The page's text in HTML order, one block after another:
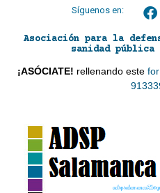
Síguenos en:
Asociación para la
sanidad pública
¡ASÓCIATE! rellenando este